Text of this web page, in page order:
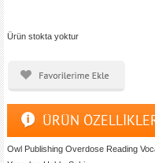
Ürün stokta yoktur
ÜRÜN
Owl Publishing Overdose Reading